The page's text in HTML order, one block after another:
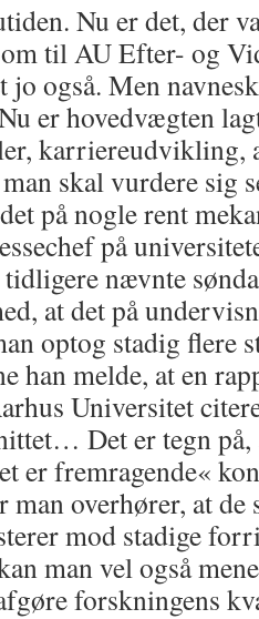
Nu er det, der
til AU Efter- og
jo også. Men
er hovedvægten
karriereudvikling,
skal vurdere sig
på nogle rent
på
nævnte
at det på
optog stadig flere
han melde, at en
Universitet
Det er tegn
er fremragende«
overhører, at de
mod stadige
man vel også
forskningens